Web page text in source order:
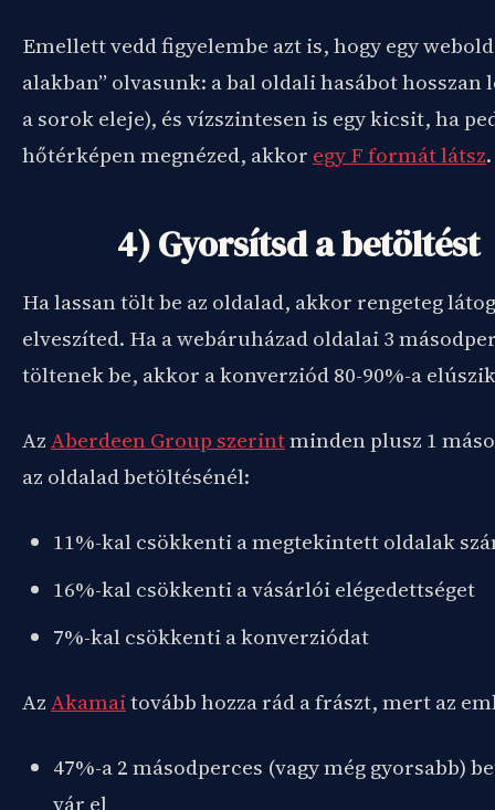
Emellett vedd figyelembe azt is, hogy egy
alakban” olvasunk: a bal oldali hasábot hosszan
a sorok eleje), és vízszintesen is egy kicsit, ha
hőtérképen megnézed, akkor egy F formát látsz.
4) Gyorsítsd a betöltést
Ha lassan tölt be az oldalad, akkor rengeteg
elveszíted. Ha a webáruházad oldalai 3
töltenek be, akkor a konverziód 80-90%-a
AzAberdeen Group szerintminden plusz 1
az oldalad betöltésénél:
11%-kal csökkenti a megtekintett oldalak
16%-kal csökkenti a vásárlói elégedettséget
7%-kal csökkenti a konverziódat
AzAkamaitovább hozza rád a frászt, mert az
47%-a 2 másodperces (vagy még gyorsabb)
vár el